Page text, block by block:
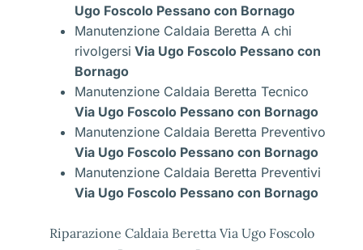
Ugo Foscolo Pessano con Bornago
Manutenzione Caldaia Beretta A chi
rivolgersi Via Ugo Foscolo Pessano con
Bornago
Manutenzione Caldaia Beretta Tecnico
Via Ugo Foscolo Pessano con Bornago
Manutenzione Caldaia Beretta Preventivo
Via Ugo Foscolo Pessano con Bornago
Manutenzione Caldaia Beretta Preventivi
Via Ugo Foscolo Pessano con Bornago
Riparazione Caldaia Beretta Via Ugo Foscolo